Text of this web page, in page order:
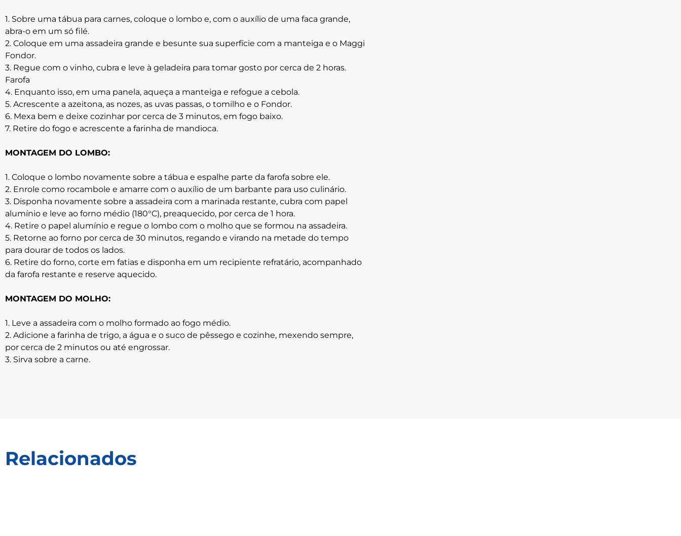
1. Sobre uma tábua para carnes, coloque o lombo e, com o auxílio de uma faca grande,
abra-o em um só filé.
2. Coloque em uma assadeira grande e besunte sua superfície com a manteiga e o Maggi
Fondor.
3. Regue com o vinho, cubra e leve à geladeira para tomar gosto por cerca de 2 horas.
Farofa
4. Enquanto isso, em uma panela, aqueça a manteiga e refogue a cebola.
5. Acrescente a azeitona, as nozes, as uvas passas, o tomilho e o Fondor.
6. Mexa bem e deixe cozinhar por cerca de 3 minutos, em fogo baixo.
7. Retire do fogo e acrescente a farinha de mandioca.
MONTAGEM DO LOMBO:
1. Coloque o lombo novamente sobre a tábua e espalhe parte da farofa sobre ele.
2. Enrole como rocambole e amarre com o auxílio de um barbante para uso culinário.
3. Disponha novamente sobre a assadeira com a marinada restante, cubra com papel
alumínio e leve ao forno médio (180°C), preaquecido, por cerca de 1 hora.
4. Retire o papel alumínio e regue o lombo com o molho que se formou na assadeira.
5. Retorne ao forno por cerca de 30 minutos, regando e virando na metade do tempo
para dourar de todos os lados.
6. Retire do forno, corte em fatias e disponha em um recipiente refratário, acompanhado
da farofa restante e reserve aquecido.
MONTAGEM DO MOLHO:
1. Leve a assadeira com o molho formado ao fogo médio.
2. Adicione a farinha de trigo, a água e o suco de pêssego e cozinhe, mexendo sempre,
por cerca de 2 minutos ou até engrossar.
3. Sirva sobre a carne.
Relacionados